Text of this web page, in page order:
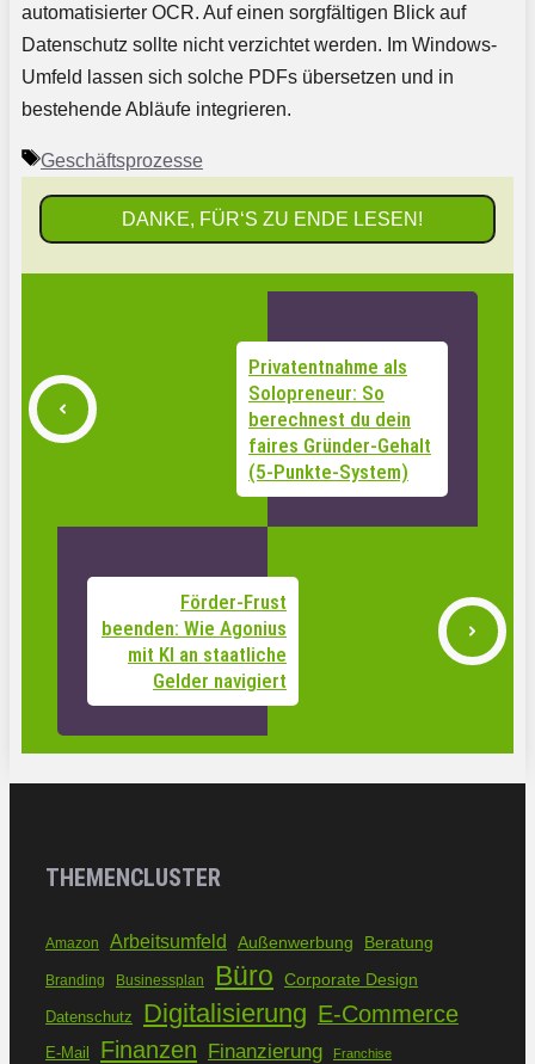
automatisierter OCR. Auf einen sorgfältigen Blick auf
Datenschutz sollte nicht verzichtet werden. Im Windows-
Umfeld lassen sich solche PDFs übersetzen und in
bestehende Abläufe integrieren.
Schlagwörter
Geschäftsprozesse
DANKE, FÜR‘S ZU ENDE LESEN!
Privatentnahme als
Solopreneur: So
berechnest du dein
faires Gründer-Gehalt
(5-Punkte-System)
Förder-Frust
beenden: Wie Agonius
mit KI an staatliche
Gelder navigiert
THEMENCLUSTER
Amazon Arbeitsumfeld Außenwerbung Beratung
Branding Businessplan Büro Corporate Design
Datenschutz Digitalisierung E-Commerce
E-Mail Finanzen Finanzierung Franchise